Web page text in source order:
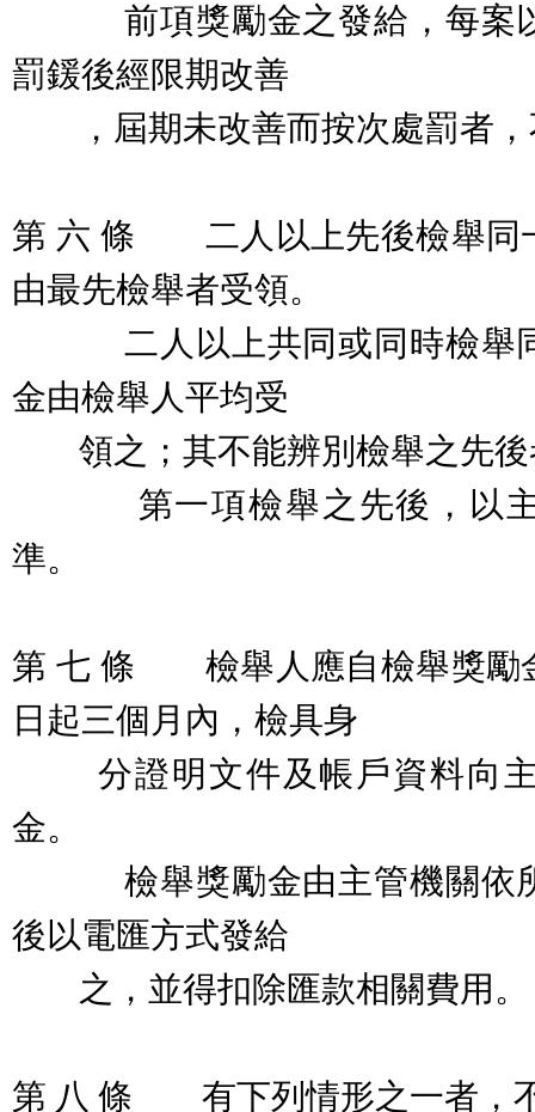
前項獎勵金之發給，每案以
罰鍰後經限期改善
，屆期未改善而按次處罰者，
第 六 條 二人以上先後檢舉同
由最先檢舉者受領。
二人以上共同或同時檢舉同
金由檢舉人平均受
領之；其不能辨別檢舉之先後
第一項檢舉之先後，以主
準。
第 七 條 檢舉人應自檢舉獎勵
日起三個月內，檢具身
分證明文件及帳戶資料向主
金。
檢舉獎勵金由主管機關依所
後以電匯方式發給
之，並得扣除匯款相關費用。
第 八 條 有下列情形之一者，